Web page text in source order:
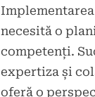
necesită o
competenți.
expertiza și
oferă o